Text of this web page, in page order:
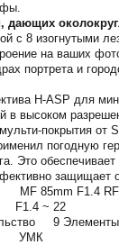
дающих
с 8 изогнутыми
на ваших
портрета и
H-ASP для
в высоком
покрытия от
погодную
Это обеспечивает
защищает
85mm F1.4 RF
F1.4 ~ 22
9 Элементы
УМК